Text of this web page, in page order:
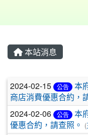
本站消息
文章列表
2024-02-15 公告
本
商店消費優惠合約，
2024-02-06 公告
本
優惠合約，請查照。 (